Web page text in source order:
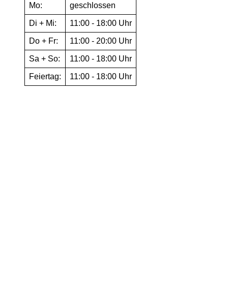
Mo: geschlossen
Di + Mi: 11:00 - 18:00 Uhr
Do + Fr: 11:00 - 20:00 Uhr
Sa + So: 11:00 - 18:00 Uhr
Feiertag: 11:00 - 18:00 Uhr